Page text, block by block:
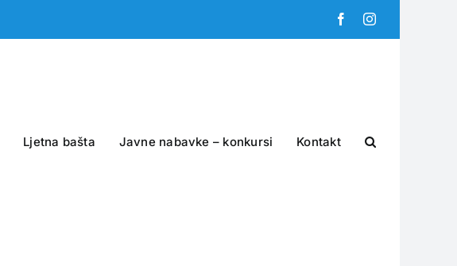
FacebookInstagram
Ljetna bašta Javne nabavke – konkursi Kontakt